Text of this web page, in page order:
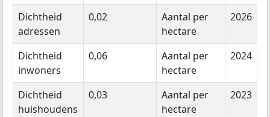
Dichtheid
adressen
0,02
Aantal per
hectare
2026
Dichtheid
inwoners
0,06
Aantal per
hectare
2024
Dichtheid
huishoudens
0,03
Aantal per
hectare
2023